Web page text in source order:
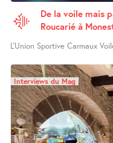
De la voile mais
Roucarié à
L’Union Sportive Carmaux
Interviews du Mag